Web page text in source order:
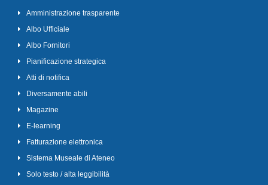
Amministrazione trasparente
Albo Ufficiale
Albo Fornitori
Pianificazione strategica
Atti di notifica
Diversamente abili
Magazine
E-learning
Fatturazione elettronica
Sistema Museale di Ateneo
Solo testo / alta leggibilità